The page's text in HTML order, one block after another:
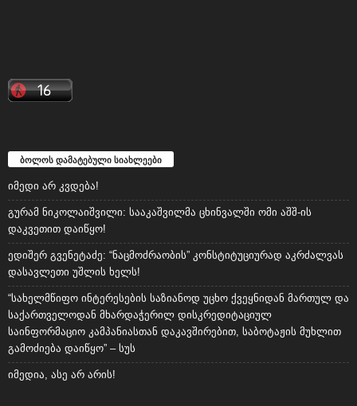
ბოლოს დამატებული სიახლეები
იმედი არ კვდება!
გურამ ნიკოლაიშვილი: სააკაშვილმა ცხინვალში ომი აშშ-ის
დაკვეთით დაიწყო!
ედიშერ გვენეტაძე: “ნაცმოძრაობის” კონსტიტუციურად აკრძალვას
დასავლეთი უშლის ხელს!
“სახელმწიფო ინტერესების საზიანოდ უცხო ქვეყნიდან მართულ და
საქართველოდან მხარდაჭერილ დისკრედიტაციულ
საინფორმაციო კამპანიასთან დაკავშირებით, საბოტაჟის მუხლით
გამოძიება დაიწყო” – სუს
იმედია, ასე არ არის!